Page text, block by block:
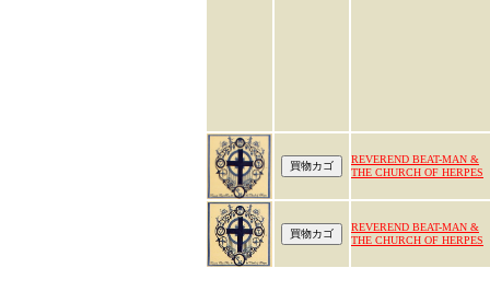
REVEREND BEAT-MAN &
THE CHURCH OF HERPES
REVEREND BEAT-MAN &
THE CHURCH OF HERPES